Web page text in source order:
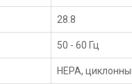
28.8
50 - 60 Гц
HEPA,